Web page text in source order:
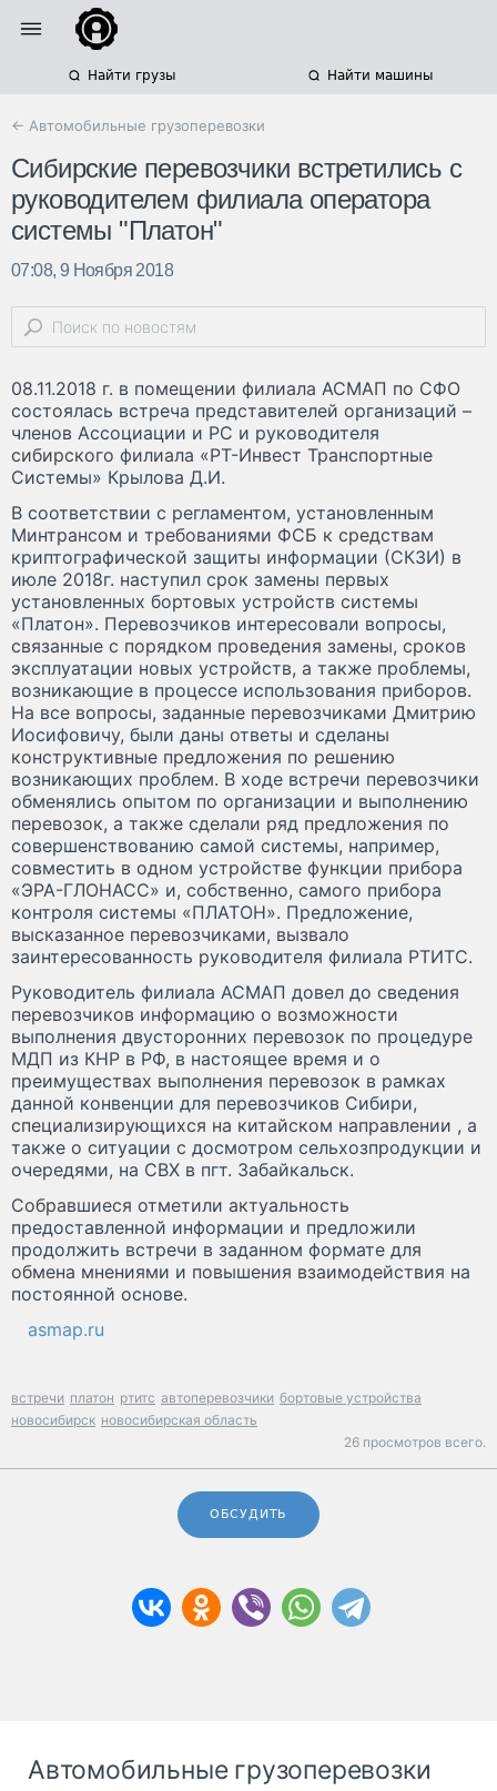
Найти грузы Найти машины
← Автомобильные грузоперевозки
Сибирские перевозчики встретились с
руководителем филиала оператора
системы "Платон"
07:08, 9 Ноября 2018
08.11.2018 г. в помещении филиала АСМАП по СФО
состоялась встреча представителей организаций –
членов Ассоциации и РС и руководителя
сибирского филиала «РТ-Инвест Транспортные
Системы» Крылова Д.И.
В соответствии с регламентом, установленным
Минтрансом и требованиями ФСБ к средствам
криптографической защиты информации (СКЗИ) в
июле 2018г. наступил срок замены первых
установленных бортовых устройств системы
«Платон». Перевозчиков интересовали вопросы,
связанные с порядком проведения замены, сроков
эксплуатации новых устройств, а также проблемы,
возникающие в процессе использования приборов.
На все вопросы, заданные перевозчиками Дмитрию
Иосифовичу, были даны ответы и сделаны
конструктивные предложения по решению
возникающих проблем. В ходе встречи перевозчики
обменялись опытом по организации и выполнению
перевозок, а также сделали ряд предложения по
совершенствованию самой системы, например,
совместить в одном устройстве функции прибора
«ЭРА-ГЛОНАСС» и, собственно, самого прибора
контроля системы «ПЛАТОН». Предложение,
высказанное перевозчиками, вызвало
заинтересованность руководителя филиала РТИТС.
Руководитель филиала АСМАП довел до сведения
перевозчиков информацию о возможности
выполнения двусторонних перевозок по процедуре
МДП из КНР в РФ, в настоящее время и о
преимуществах выполнения перевозок в рамках
данной конвенции для перевозчиков Сибири,
специализирующихся на китайском направлении , а
также о ситуации с досмотром сельхозпродукции и
очередями, на СВХ в пгт. Забайкальск.
Собравшиеся отметили актуальность
предоставленной информации и предложили
продолжить встречи в заданном формате для
обмена мнениями и повышения взаимодействия на
постоянной основе.
asmap.ru
встречи платон ртитс автоперевозчики бортовые устройства
новосибирск новосибирская область
26 просмотров всего.
ОБСУДИТЬ
Автомобильные грузоперевозки